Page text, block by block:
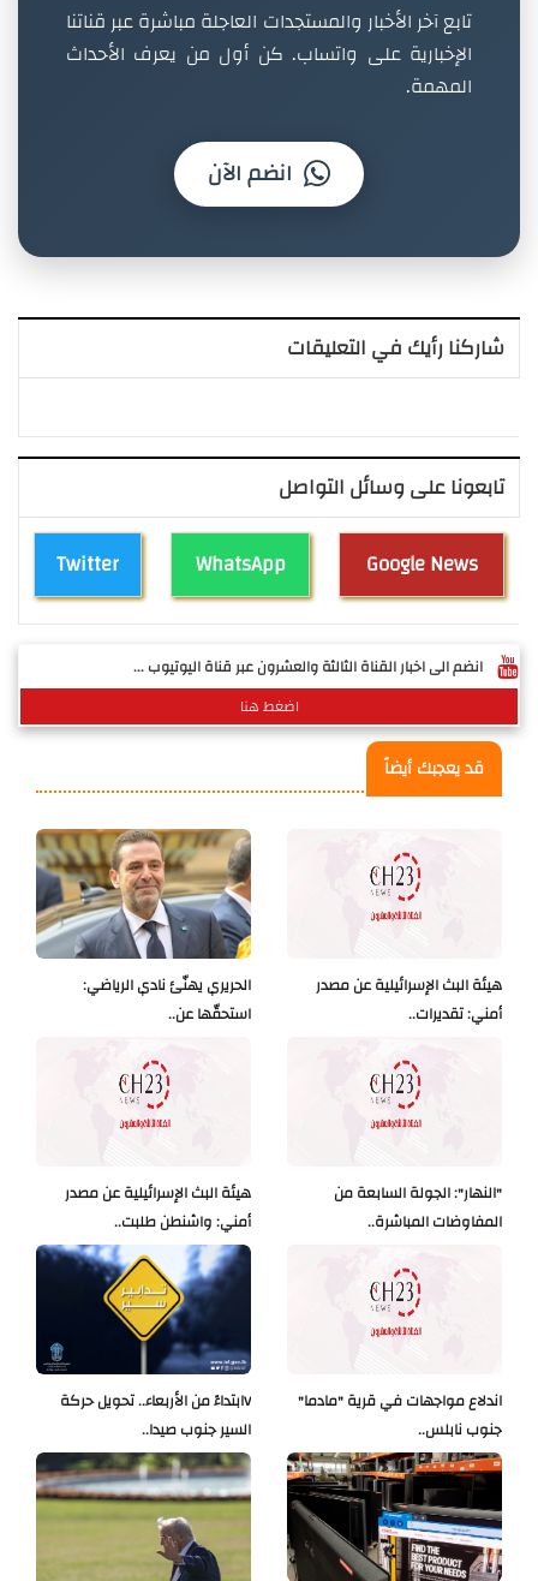
تابع آخر الأخبار والمستجدات العاجلة مباشرة عبر قناتنا
الإخبارية على واتساب. كن أول من يعرف الأحداث
المهمة.
انضم الآن
شاركنا رأيك في التعليقات
تابعونا على وسائل التواصل
Twitter WhatsApp Google News
انضم الى اخبار القناة الثالثة والعشرون عبر قناة اليوتيوب ...
اضغط هنا
قد يعجبك أيضاً
الحريري يهنّئ نادي الرياضي:
استحقّها عن..
هيئة البث الإسرائيلية عن مصدر
أمني: تقديرات..
هيئة البث الإسرائيلية عن مصدر
أمني: واشنطن طلبت..
"النهار": الجولة السابعة من
المفاوضات المباشرة..
Vابتداءً من الأربعاء.. تحويل حركة
السير جنوب صيدا..
اندلاع مواجهات في قرية "مادما"
جنوب نابلس..